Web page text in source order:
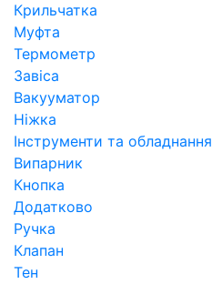
Крильчатка
Муфта
Термометр
Завіса
Вакууматор
Ніжка
Інструменти та обладнання
Випарник
Кнопка
Додатково
Ручка
Клапан
Тен